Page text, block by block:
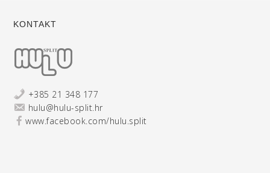
KONTAKT
+385 21 348 177
hulu@hulu-split.hr
www.facebook.com/hulu.split